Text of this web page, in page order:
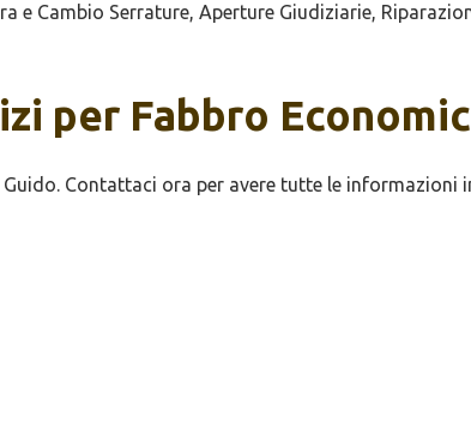
e Cambio Serrature, Aperture Giudiziarie,
per Fabbro